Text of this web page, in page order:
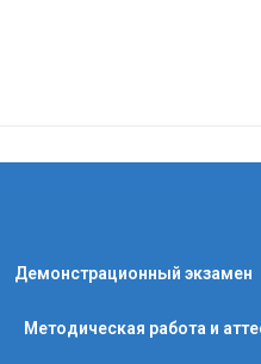
Демонстрационный экзамен
Методическая работа и